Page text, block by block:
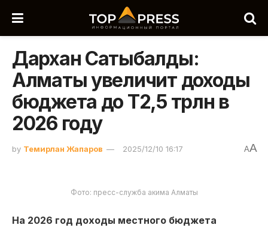
Дархан Сатыбалды:
Алматы увеличит доходы
бюджета до Т2,5 трлн в
2026 году
by Темирлан Жапаров 2025/12/10 16:17 AA
Фото: пресс-служба акима Алматы
На 2026 год доходы местного бюджета